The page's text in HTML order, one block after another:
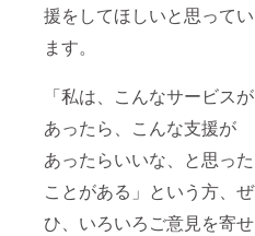
援をしてほしいと思ってい
ます。
「私は、こんなサービスが
あったら、こんな支援が
あったらいいな、と思った
ことがある」という方、ぜ
ひ、いろいろご意見を寄せ